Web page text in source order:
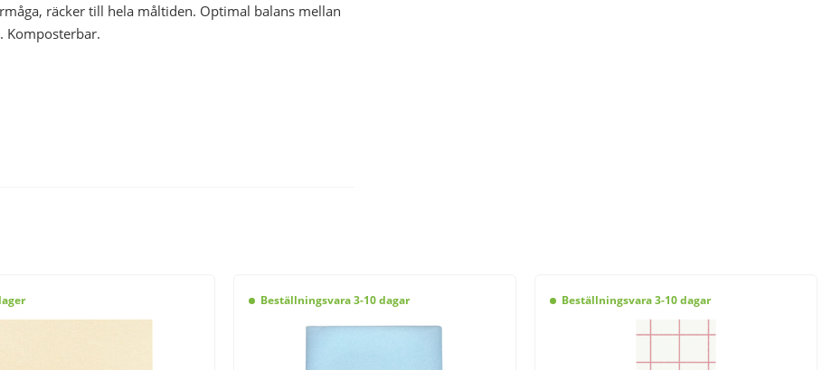
räcker till hela måltiden. Optimal balans mellan
Komposterbar.
Beställningsvara 3-10 dagar Beställningsvara 3-10 dagar